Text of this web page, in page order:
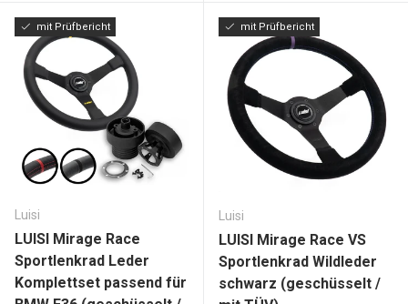
mit Prüfbericht
Luisi
LUISI Mirage Race
Sportlenkrad Leder
Komplettset passend für
mit Prüfbericht
Luisi
LUISI Mirage Race VS
Sportlenkrad Wildleder
schwarz (geschüsselt /